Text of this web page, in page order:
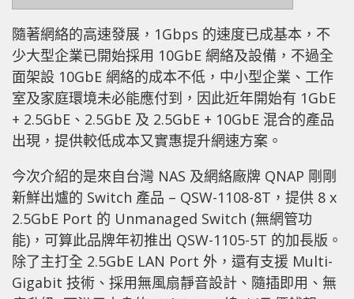
隨著網絡的高速發展，1Gbps 的速度已成基本，不
少大型企業已開始採用 10GbE 網絡及設備，不過全
面架設 10GbE 網絡的成本不低，中小型企業、工作
室及家庭環境未必能應付到，因此近年開始有 1GbE
+ 2.5GbE、2.5GbE 及 2.5GbE + 10GbE 混合的產品
出現，提供較低成本又實惠提升網速方案。
今次介紹的是來自台灣 NAS 及網絡廠牌 QNAP 剛剛
新鮮出爐的 Switch 產品 – QSW-1108-8T，提供 8 x
2.5GbE Port 的 Unmanaged Switch (無網管功
能)，可算此品牌年初推出 QSW-1105-5T 的加長版。
除了主打全 2.5GbE LAN Port 外，還有支援 Multi-
Gigabit 技術、採用無風扇靜音設計、隨插即用、無